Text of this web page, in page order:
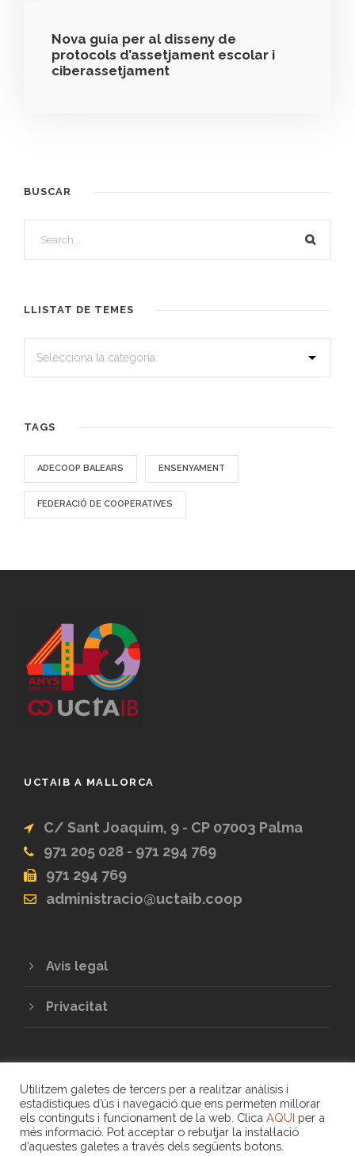
Nova guia per al disseny de
protocols d’assetjament escolar i
ciberassetjament
BUSCAR
LLISTAT DE TEMES
TAGS
ADECOOP BALEARS ENSENYAMENT
FEDERACIÓ DE COOPERATIVES
UCTAIB A MALLORCA
C/ Sant Joaquim, 9 - CP 07003 Palma
971 205 028 - 971 294 769
971 294 769
administracio@uctaib.coop
Avís legal
Privacitat
COPYRIGHT 2020 - UNIÓ DE COOPERATIVES
Utilitzem galetes de tercers per a realitzar anàlisis i
estadístiques d’ús i navegació que ens permeten millorar
els continguts i funcionament de la web. Clica AQUI per a
més informació. Pot acceptar o rebutjar la instal·lació
d’aquestes galetes a través dels següents botons.